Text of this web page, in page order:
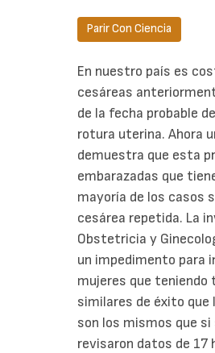
Parir Con Ciencia
En nuestro país es
cesáreas
de la fecha probable
rotura uterina. Ahora
demuestra que esta
embarazadas que
mayoría de los casos
cesárea repetida. La
Obstetricia y
un impedimento para
mujeres que
similares de éxito que
son los mismos que
revisaron datos de 17